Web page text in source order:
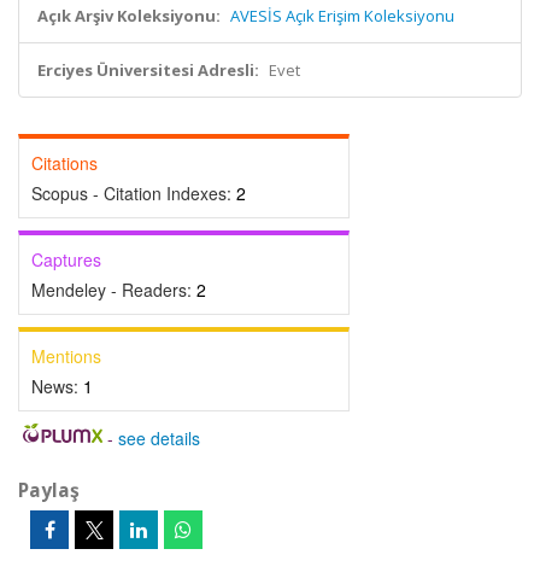
Açık Arşiv Koleksiyonu: AVESİS Açık Erişim Koleksiyonu
Erciyes Üniversitesi Adresli: Evet
Citations
Scopus - Citation Indexes: 2
Captures
Mendeley - Readers: 2
Mentions
News: 1
- see details
Paylaş